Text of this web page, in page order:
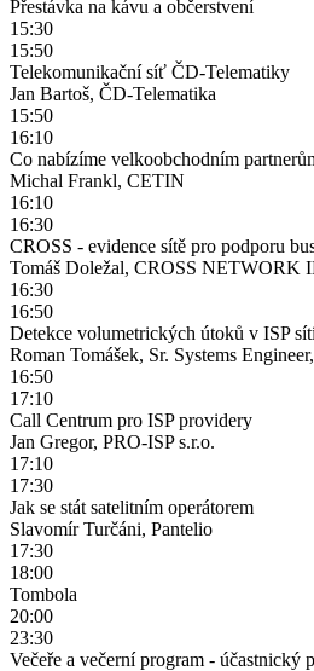
Přestávka na kávu a občerstvení
15:30
15:50
Telekomunikační síť ČD-Telematiky
Jan Bartoš, ČD-Telematika
15:50
16:10
Co nabízíme velkoobchodním
Michal Frankl, CETIN
16:10
16:30
CROSS - evidence sítě pro podporu
Tomáš Doležal, CROSS NETWORK
16:30
16:50
Detekce volumetrických útoků v ISP
Roman Tomášek, Sr. Systems
16:50
17:10
Call Centrum pro ISP providery
Jan Gregor, PRO-ISP s.r.o.
17:10
17:30
Jak se stát satelitním operátorem
Slavomír Turčáni, Pantelio
17:30
18:00
Tombola
20:00
23:30
Večeře a večerní program - účastnický